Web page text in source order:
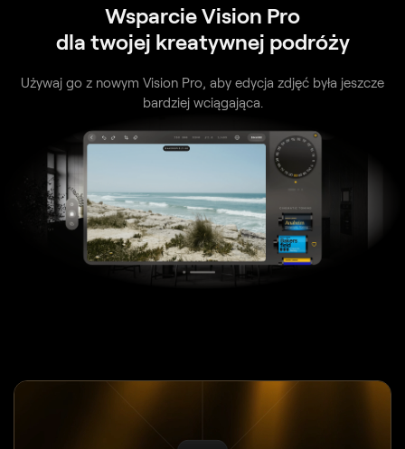
Wsparcie Vision Pro
dla twojej kreatywnej podróży
Używaj go z nowym Vision Pro, aby edycja zdjęć była jeszcze
bardziej wciągająca.